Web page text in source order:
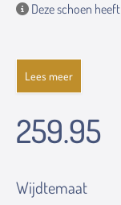
Deze schoen
Lees meer
259.95
Wijdtemaat